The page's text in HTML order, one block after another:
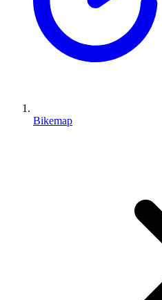
Bikemap